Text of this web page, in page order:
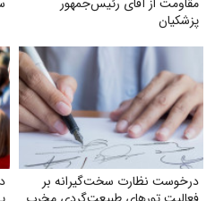
پزشکیان
درخوست نظارت سخت‌گیرانه بر